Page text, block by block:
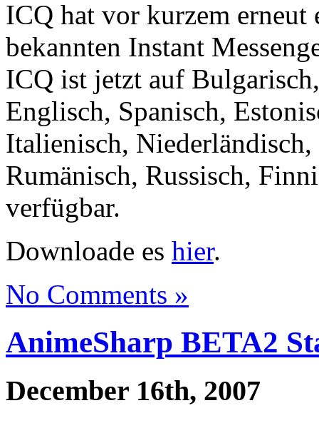
ICQ hat vor kurzem erneut
bekannten Instant
ICQ ist jetzt auf
Englisch, Spanisch,
Italienisch,
Rumänisch, Russisch,
verfügbar.
Downloade es hier.
No Comments »
AnimeSharp BETA2
December 16th, 2007